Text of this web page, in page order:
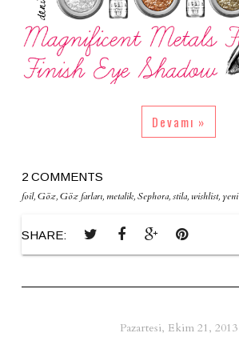
Devamı »
2 COMMENTS
foil,Göz,Göz farları, metalik,Sephora,stila, wishlist,yeni
SHARE:
Pazartesi, Ekim 21, 2013